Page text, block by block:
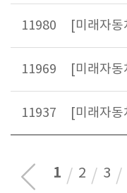
11980 [미래자
11969 [미래자
11937 [미래자
1 2 3